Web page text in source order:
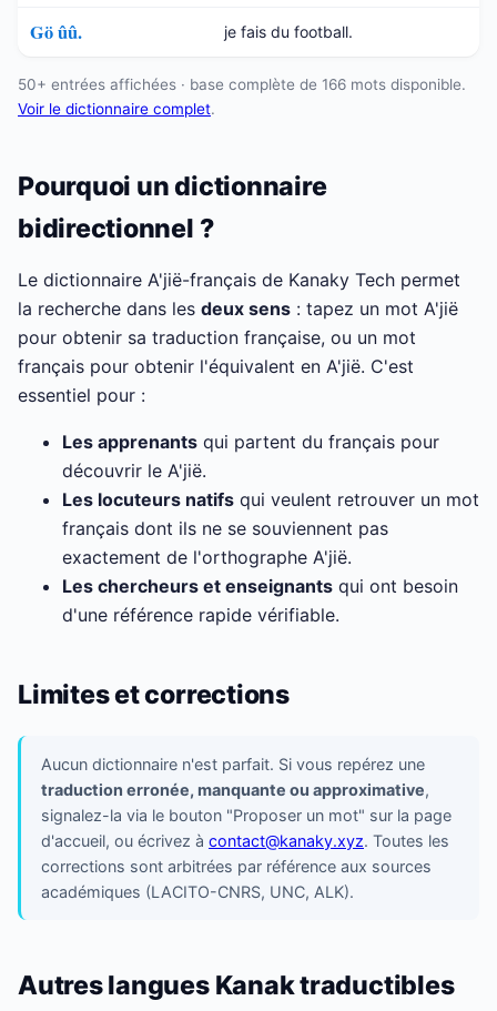
Gö ûû. je fais du football.
50+ entrées affichées · base complète de 166 mots disponible.
Voir le dictionnaire complet.
Pourquoi un dictionnaire
bidirectionnel ?
Le dictionnaire A'jië-français de Kanaky Tech permet
la recherche dans les deux sens : tapez un mot A'jië
pour obtenir sa traduction française, ou un mot
français pour obtenir l'équivalent en A'jië. C'est
essentiel pour :
Les apprenants qui partent du français pour
découvrir le A'jië.
Les locuteurs natifs qui veulent retrouver un mot
français dont ils ne se souviennent pas
exactement de l'orthographe A'jië.
Les chercheurs et enseignants qui ont besoin
d'une référence rapide vérifiable.
Limites et corrections
Aucun dictionnaire n'est parfait. Si vous repérez une
traduction erronée, manquante ou approximative,
signalez-la via le bouton "Proposer un mot" sur la page
d'accueil, ou écrivez à contact@kanaky.xyz. Toutes les
corrections sont arbitrées par référence aux sources
académiques (LACITO-CNRS, UNC, ALK).
Autres langues Kanak traductibles